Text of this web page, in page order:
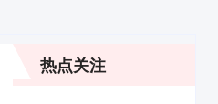
热点关注